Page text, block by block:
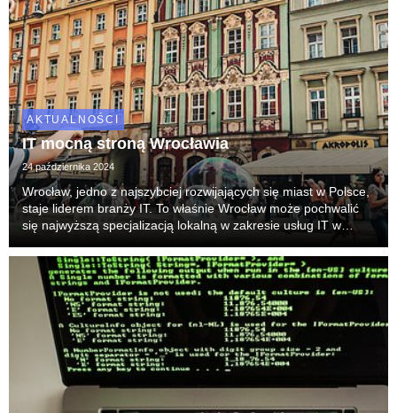
AKTUALNOŚCI
IT mocną stroną Wrocławia
24 października 2024
Wrocław, jedno z najszybciej rozwijających się miast w Polsce,
staje liderem branży IT. To właśnie Wrocław może pochwalić
się najwyższą specjalizacją lokalną w zakresie usług IT w
wyprzedzając Warszawę i Kraków. Pod ...